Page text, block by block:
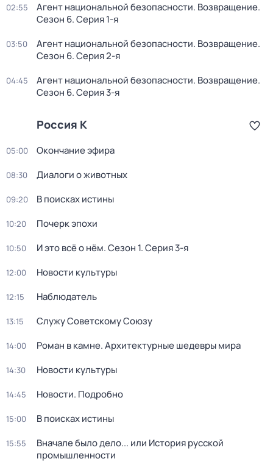
02:55 Агент национальной безопасности. Возвращение.
Сезон 6. Серия 1-я
03:50 Агент национальной безопасности. Возвращение.
Сезон 6. Серия 2-я
04:45 Агент национальной безопасности. Возвращение.
Сезон 6. Серия 3-я
Россия К
05:00 Окончание эфира
08:30 Диалоги о животных
09:20 В поисках истины
10:20 Почерк эпохи
10:50 И это всё о нём. Сезон 1. Серия 3-я
12:00 Новости культуры
12:15 Наблюдатель
13:15 Служу Советскому Союзу
14:00 Роман в камне. Архитектурные шедевры мира
14:30 Новости культуры
14:45 Новости. Подробно
15:00 В поисках истины
15:55
Вначале было дело... или История русской
промышленности